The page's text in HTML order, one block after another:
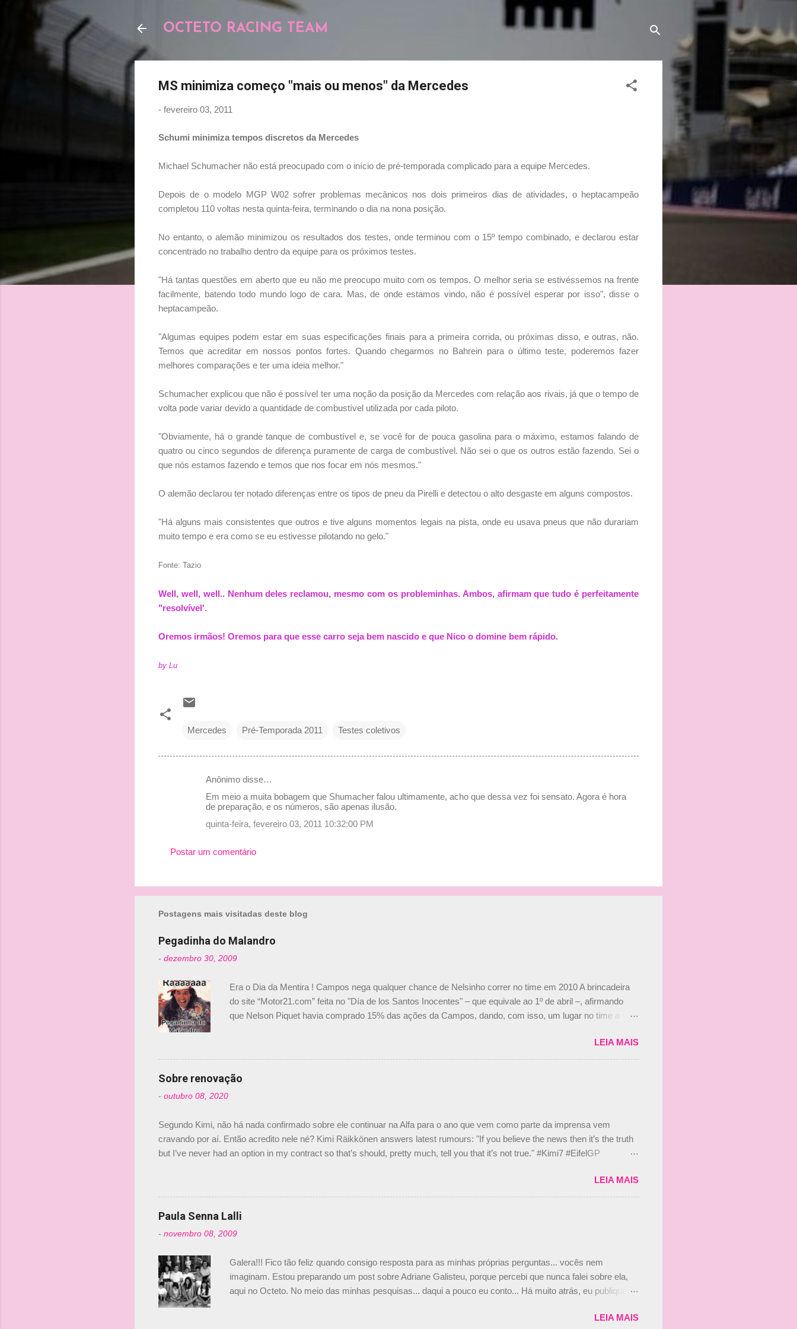
OCTETO RACING TEAM
MS minimiza começo "mais ou menos" da Mercedes
- fevereiro 03, 2011
Schumi minimiza tempos discretos da Mercedes
Michael Schumacher não está preocupado com o início de pré-temporada complicado para a equipe Mercedes.
Depois de o modelo MGP W02 sofrer problemas mecânicos nos dois primeiros dias de atividades, o heptacampeão
completou 110 voltas nesta quinta-feira, terminando o dia na nona posição.
No entanto, o alemão minimizou os resultados dos testes, onde terminou com o 15º tempo combinado, e declarou estar
concentrado no trabalho dentro da equipe para os próximos testes.
"Há tantas questões em aberto que eu não me preocupo muito com os tempos. O melhor seria se estivéssemos na frente
facilmente, batendo todo mundo logo de cara. Mas, de onde estamos vindo, não é possível esperar por isso", disse o
heptacampeão.
"Algumas equipes podem estar em suas especificações finais para a primeira corrida, ou próximas disso, e outras, não.
Temos que acreditar em nossos pontos fortes. Quando chegarmos no Bahrein para o último teste, poderemos fazer
melhores comparações e ter uma ideia melhor."
Schumacher explicou que não é possível ter uma noção da posição da Mercedes com relação aos rivais, já que o tempo de
volta pode variar devido a quantidade de combustível utilizada por cada piloto.
"Obviamente, há o grande tanque de combustível e, se você for de pouca gasolina para o máximo, estamos falando de
quatro ou cinco segundos de diferença puramente de carga de combustível. Não sei o que os outros estão fazendo. Sei o
que nós estamos fazendo e temos que nos focar em nós mesmos."
O alemão declarou ter notado diferenças entre os tipos de pneu da Pirelli e detectou o alto desgaste em alguns compostos.
"Há alguns mais consistentes que outros e tive alguns momentos legais na pista, onde eu usava pneus que não durariam
muito tempo e era como se eu estivesse pilotando no gelo."
Fonte: Tazio
Well, well, well.. Nenhum deles reclamou, mesmo com os probleminhas. Ambos, afirmam que tudo é perfeitamente
"resolvível'.
Oremos irmãos! Oremos para que esse carro seja bem nascido e que Nico o domine bem rápido.
by Lu
Mercedes Pré-Temporada 2011 Testes coletivos
n
á
i
Anônimo disse…
Em meio a muita bobagem que Shumacher falou ultimamente, acho que dessa vez foi sensato. Agora é hora
de preparação, e os números, são apenas ilusão.
quinta-feira, fevereiro 03, 2011 10:32:00 PM
Postar um comentário
Postagens mais visitadas deste blog
Pegadinha do Malandro
- dezembro 30, 2009
Era o Dia da Mentira ! Campos nega qualquer chance de Nelsinho correr no time em 2010 A brincadeira
do site “Motor21.com” feita no "Día de los Santos Inocentes" – que equivale ao 1º de abril –, afirmando
que Nelson Piquet havia comprado 15% das ações da Campos, dando, com isso, um lugar no time a
dirigente foi taxativo ao declarar que o brasileiro não será o companheiro de Bruno Senna em 2010. "Na
verdade, nós recebemos uma oferta de Piquet", admitiu Audetto. “Mas depois de ter assinado com Bruno
Senna, não podemos ter dois brasileiros”, explicou, dizendo ainda que não tem nada contra o filho do
LEIA MAIS
Sobre renovação
- outubro 08, 2020
Segundo Kimi, não há nada confirmado sobre ele continuar na Alfa para o ano que vem como parte da imprensa vem
cravando por aí. Então acredito nele né? Kimi Räikkönen answers latest rumours: "If you believe the news then it’s the truth
but I’ve never had an option in my contract so that’s should, pretty much, tell you that it’s not true." #Kimi7 #EifelGP
falando sobre o fato do Iceman estar há tantos anos na F1. What is it like to have Kimi as a team mate? 🙌 Over to you,
@RGrosjean ! #EifelGP 🇩🇪 #F1 pic.twitter.com/GSAu1LWnwW — Formula 1 (@F1) October 8, 2020 Beijinhos, Ludy
LEIA MAIS
Paula Senna Lalli
- novembro 08, 2009
Galera!!! Fico tão feliz quando consigo resposta para as minhas próprias perguntas... vocês nem
imaginam. Estou preparando um post sobre Adriane Galisteu, porque percebi que nunca falei sobre ela,
aqui no Octeto. No meio das minhas pesquisas... daqui a pouco eu conto... Há muito atrás, eu publiquei
Bruno, é sua irmã caçula, Paula Senna. Fui questionada, porque todos achavam que a Viviane Senna
LEIA MAIS